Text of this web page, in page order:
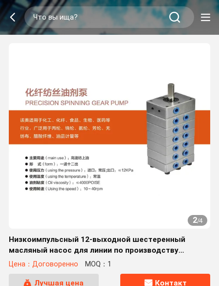
2/4
Низкоимпульсный 12-выходной шестеренный
масляный насос для линии по производству
химического волокна
Цена：Договоренно MOQ：1
Лучшая цена Контакт